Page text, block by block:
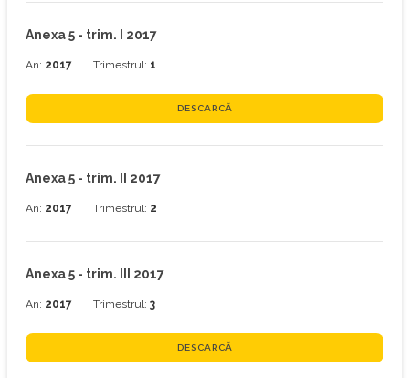
Anexa 5 - trim. I 2017
An: 2017 Trimestrul: 1
DESCARCĂ
Anexa 5 - trim. II 2017
An: 2017 Trimestrul: 2
Anexa 5 - trim. III 2017
An: 2017 Trimestrul: 3
DESCARCĂ